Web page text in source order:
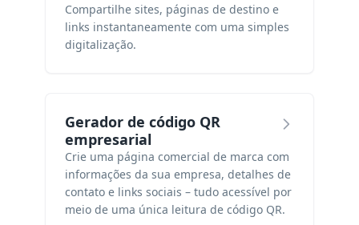
Compartilhe sites, páginas de destino e
links instantaneamente com uma simples
digitalização.
Gerador de código QR
empresarial
Crie uma página comercial de marca com
informações da sua empresa, detalhes de
contato e links sociais – tudo acessível por
meio de uma única leitura de código QR.